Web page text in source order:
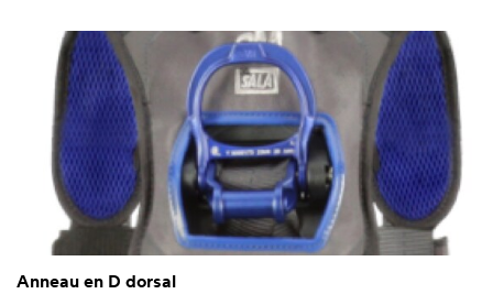
Anneau en D dorsal